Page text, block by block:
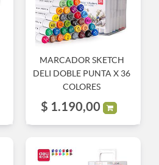
MARCADOR SKETCH
DELI DOBLE PUNTA X 36
COLORES
$ 1.190,00